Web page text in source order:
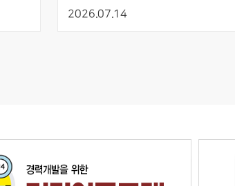
AIED 발표
2026.07.14